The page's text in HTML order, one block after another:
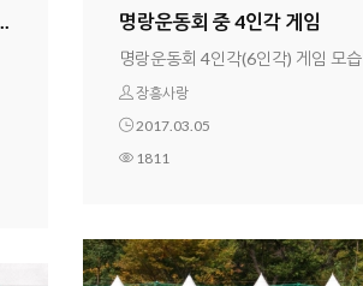
명랑운동회 중 4인각 게임
명랑운동회 4인각(6인각) 게임 모습
장흥사랑
2017.03.05
1811